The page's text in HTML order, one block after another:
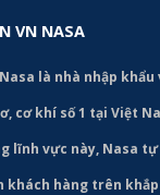
VN NASA
là nhà nhập
cơ khí số 1 tại Việt
lĩnh vực này, Nasa
khách hàng trên